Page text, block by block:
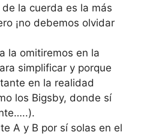
la cuerda es la más
¡no debemos olvidar
la omitiremos en la
simplificar y porque
en la realidad
los Bigsby, donde sí
A y B por sí solas en el